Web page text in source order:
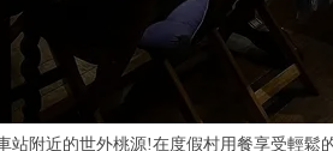
奢侈的意大利語。A5和牛，正宗意大利老闆